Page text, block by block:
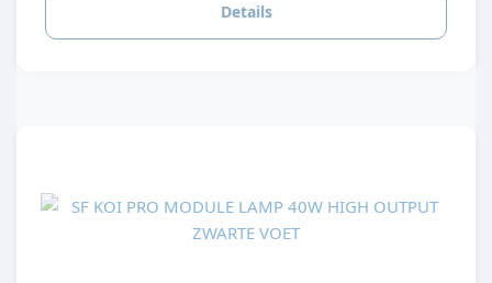
Details